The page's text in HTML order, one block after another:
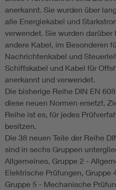
anerkannt. Sie wurden über
alle Energiekabel und
verwendet. Sie wurden
andere Kabel, im Besonderen
Nachrichtenkabel und
Schiffskabel und Kabel für
anerkannt und verwendet.
Die bisherige Reihe DIN EN
diese neuen Normen ersetzt.
Reihe ist es, für jedes
besitzen.
Die 38 neuen Teile der Reihe
sind in sechs Gruppen
Allgemeines, Gruppe 2 -
Elektrische Prüfungen, Gruppe
Gruppe 5 - Mechanische